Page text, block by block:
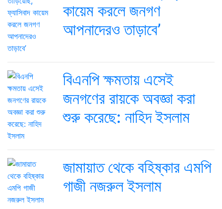
কায়েম করলে জনগণ
আপনাদেরও তাড়াবে’
বিএনপি ক্ষমতায় এসেই
জনগণের রায়কে অবজ্ঞা করা
শুরু করেছে: নাহিদ ইসলাম
জামায়াত থেকে বহিষ্কার এমপি
গাজী নজরুল ইসলাম